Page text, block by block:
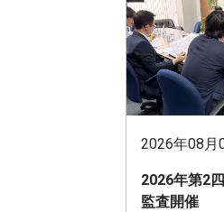
2026年08月
2026年第2
監査開催